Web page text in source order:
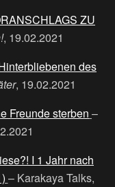
ZU
, 19.02.2021
des
, 19.02.2021
Freunde sterben –
I 1 Jahr nach
– Karakaya Talks,